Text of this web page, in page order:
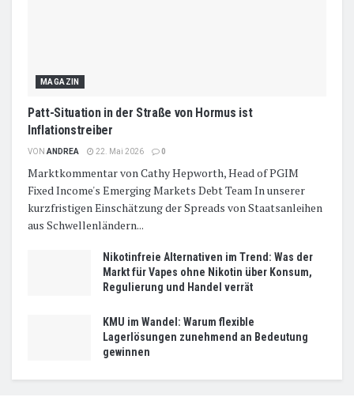
MAGAZIN
Patt-Situation in der Straße von Hormus ist
Inflationstreiber
VON ANDREA 22. Mai 2026 0
Marktkommentar von Cathy Hepworth, Head of PGIM
Fixed Income's Emerging Markets Debt Team In unserer
kurzfristigen Einschätzung der Spreads von Staatsanleihen
aus Schwellenländern...
Nikotinfreie Alternativen im Trend: Was der
Markt für Vapes ohne Nikotin über Konsum,
Regulierung und Handel verrät
KMU im Wandel: Warum flexible
Lagerlösungen zunehmend an Bedeutung
gewinnen